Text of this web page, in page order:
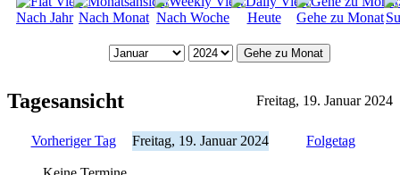
Nach Jahr Nach Monat Nach Woche Heute Gehe zu Monat
Gehe zu Monat
Tagesansicht Freitag, 19. Januar 2024
Vorheriger Tag Freitag, 19. Januar 2024 Folgetag